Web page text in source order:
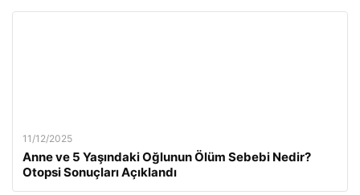
11/12/2025
Anne ve 5 Yaşındaki Oğlunun Ölüm Sebebi Nedir?
Otopsi Sonuçları Açıklandı